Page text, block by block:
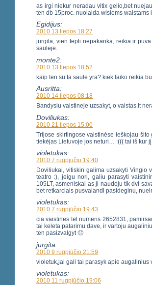
as irgi niekur neradau vitix gelio,bet
ten db 15proc. nuolaida wisiems
Egidijus:
2010 13 liepos 18:27
jurgita, vien tepti nepakanka, reikia ir
sauleje.
monte2:
2010 13 liepos 18:52
kaip ten su ta saule yra? kiek laiko reikia
Ausritta:
2010 14 liepos 08:18
Bandysiu vaistineje uzsakyt, o vaistas.lt
Doviliukas:
2010 21 liepos 15:00
Trijose skirtingose vaistinėse ieškojau
tiekėjas Lietuvoje jos neturi… :((( tai iš kur
violetukas:
2010 7 rugpjūčio 19:40
Doviliukai, vitiskin galima uzsakyti Vingio
teatro :), jeigu nori, galiu parasyti
105LT, asmeniskai as ji naudoju tik dvi
bet retkarciais pusvalandi pasideginu,
violetukas:
2010 7 rugpjūčio 19:43
cia vaistines tel numeris 2652831,
tai keleta patarimu dave, ir vartoju
ten pasizvalgyt 🙂
jurgita:
2010 9 rugpjūčio 21:59
violetuk,jai gali tai parasyk apie augalinius
violetukas:
2010 11 rugpjūčio 19:06